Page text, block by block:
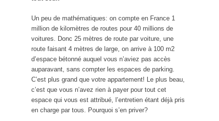
Un peu de mathématiques: on compte en France 1
million de kilomètres de routes pour 40 millions de
voitures. Donc 25 mètres de route par voiture, une
route faisant 4 mètres de large, on arrive à 100 m2
d’espace bétonné auquel vous n’aviez pas accès
auparavant, sans compter les espaces de parking.
C’est plus grand que votre appartement! Le plus beau,
c’est que vous n’avez rien à payer pour tout cet
espace qui vous est attribué, l’entretien étant déjà pris
en charge par tous. Pourquoi s’en priver?